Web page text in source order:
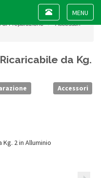
Toggle
Toggle
navigation
Preparazione
Accessori
da Kg.
Accessori